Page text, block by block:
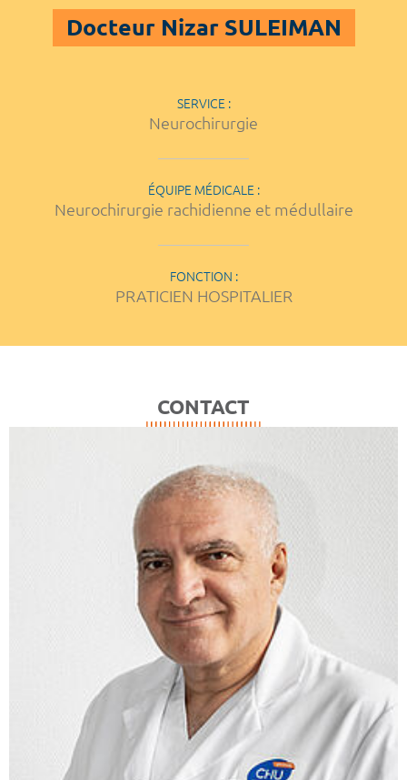
Docteur Nizar SULEIMAN
SERVICE :
Neurochirurgie
ÉQUIPE MÉDICALE :
Neurochirurgie rachidienne et médullaire
FONCTION :
PRATICIEN HOSPITALIER
CONTACT